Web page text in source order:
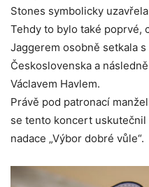
Stones symbolicky
Tehdy to bylo také poprvé,
Jaggerem osobně setkala
Československa a
Václavem Havlem.
Právě pod patronací
se tento koncert
nadace „Výbor dobré vůle“.